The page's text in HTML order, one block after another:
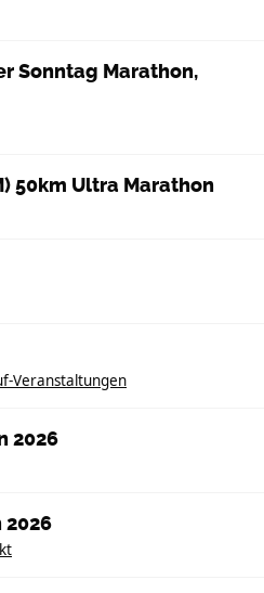
Sonntag Marathon,
50km Ultra Marathon
Veranstaltungen
2026
2026